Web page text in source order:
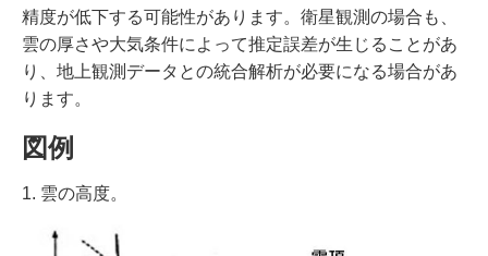
精度が低下する可能性があります。衛星観測の場合も、
雲の厚さや大気条件によって推定誤差が生じることがあ
り、地上観測データとの統合解析が必要になる場合があ
ります。
図例
1. 雲の高度。